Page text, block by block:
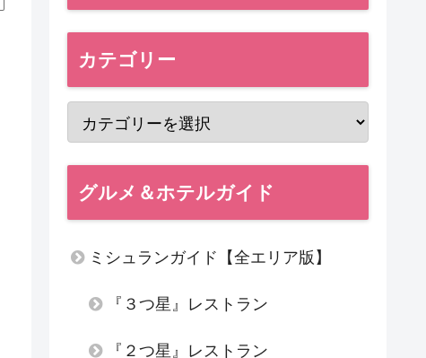
カテゴリー
グルメ＆ホテルガイド
ミシュランガイド【全エリア版】
『３つ星』レストラン
『２つ星』レストラン